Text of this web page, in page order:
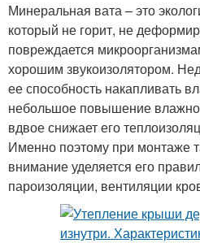
Минеральная вата – это
который не горит, не
повреждается
хорошим звукоизолятором.
ее способность накапливать
небольшое повышение
вдвое снижает его
Именно поэтому при монтаже
внимание уделяется его
пароизоляции, вентиляции